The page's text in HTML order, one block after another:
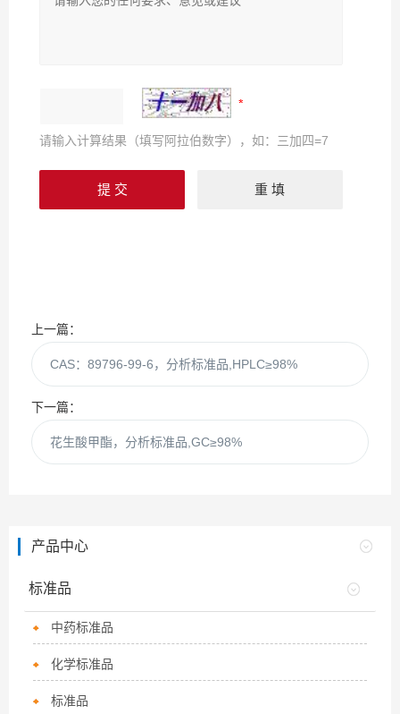
请输入计算结果（填写阿拉伯数字），如：三加四=7
上一篇：
CAS：89796-99-6，分析标准品,HPLC≥98%
下一篇：
花生酸甲酯，分析标准品,GC≥98%
产品中心
标准品
中药标准品
化学标准品
标准品